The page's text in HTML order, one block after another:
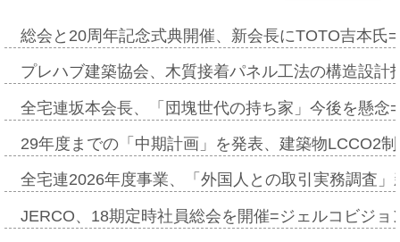
総会と20周年記念式典開催、新会長にTOTO吉本氏
プレハブ建築協会、木質接着パネル工法の構造設
全宅連坂本会長、「団塊世代の持ち家」今後を懸
29年度までの「中期計画」を発表、建築物LCCO2
全宅連2026年度事業、「外国人との取引実務調査
JERCO、18期定時社員総会を開催=ジェルコビジ